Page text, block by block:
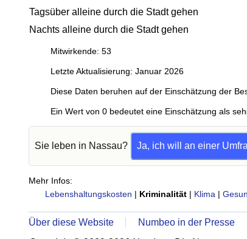
Tagsüber alleine durch die Stadt gehen
Nachts alleine durch die Stadt gehen
Mitwirkende: 53
Letzte Aktualisierung: Januar 2026
Diese Daten beruhen auf der Einschätzung der
Ein Wert von 0 bedeutet eine Einschätzung als
Sie leben in Nassau? Ja, ich will an einer
Mehr Infos:
Lebenshaltungskosten | Kriminalität | Klima |
Über diese Website
Numbeo in der Presse